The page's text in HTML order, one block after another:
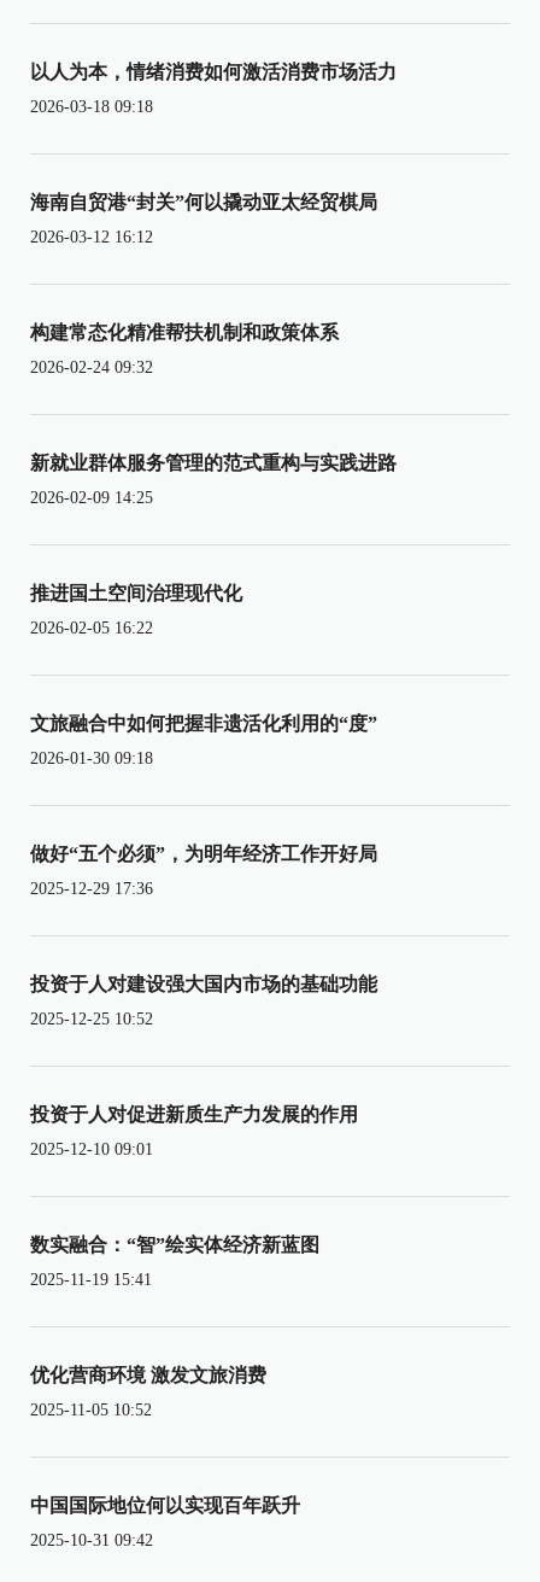
以人为本，情绪消费如何激活消费市场活力
2026-03-18 09:18
海南自贸港“封关”何以撬动亚太经贸棋局
2026-03-12 16:12
构建常态化精准帮扶机制和政策体系
2026-02-24 09:32
新就业群体服务管理的范式重构与实践进路
2026-02-09 14:25
推进国土空间治理现代化
2026-02-05 16:22
文旅融合中如何把握非遗活化利用的“度”
2026-01-30 09:18
做好“五个必须”，为明年经济工作开好局
2025-12-29 17:36
投资于人对建设强大国内市场的基础功能
2025-12-25 10:52
投资于人对促进新质生产力发展的作用
2025-12-10 09:01
数实融合：“智”绘实体经济新蓝图
2025-11-19 15:41
优化营商环境 激发文旅消费
2025-11-05 10:52
中国国际地位何以实现百年跃升
2025-10-31 09:42